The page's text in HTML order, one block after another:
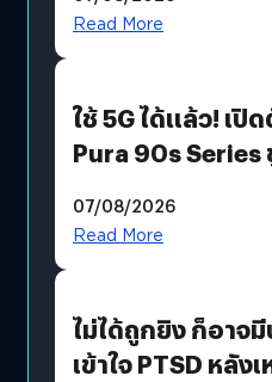
บริโภคและ B2B
Read More
ใช้ 5G ได้แล้ว! เปิ
Pura 90s
07/08/2026
Read More
ไม่ได้ถูกยิง ก็อาจ
เข้าใจ PTSD หลัง